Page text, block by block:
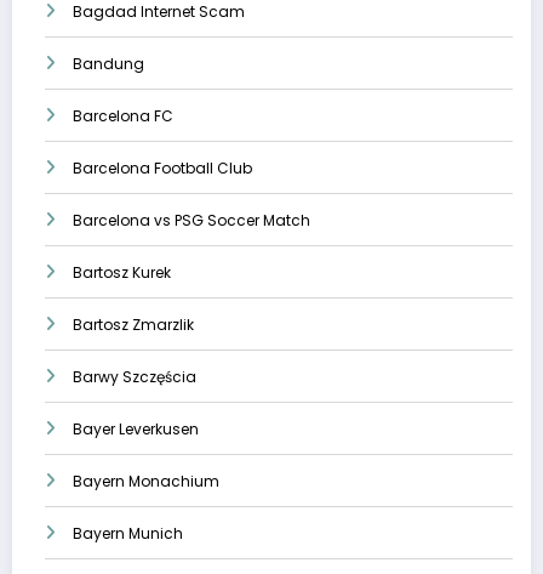
Bagdad Internet Scam
Bandung
Barcelona FC
Barcelona Football Club
Barcelona vs PSG Soccer Match
Bartosz Kurek
Bartosz Zmarzlik
Barwy Szczęścia
Bayer Leverkusen
Bayern Monachium
Bayern Munich